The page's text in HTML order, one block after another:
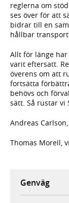
reglerna om
ses över för att
bidrar till en
hållbar
Allt för länge
varit eftersatt.
överens om att
fortsätta
behövs och
sätt. Så rustar vi
Andreas
Thomas Morell,
Genväg